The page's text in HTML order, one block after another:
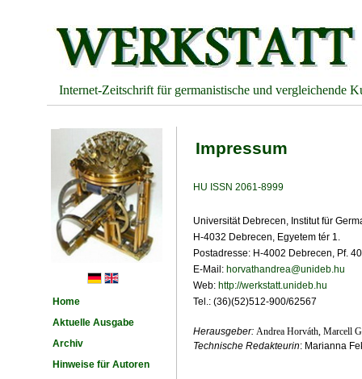
Internet-Zeitschrift für germanistische und vergleichende
Home
Aktuelle Ausgabe
Archiv
Hinweise für Autoren
Impressum
HU ISSN 2061-8999
Universität Debrecen, Institut für
H-4032 Debrecen, Egyetem tér 1.
Postadresse: H-4002 Debrecen, Pf.
E-Mail: horvathandrea@unideb.hu
Web: http://werkstatt.unideb.hu
Tel.: (36)(52)512-900/62567
Herausgeber: Andrea Horváth, Marcell
Technische Redakteurin: Marianna